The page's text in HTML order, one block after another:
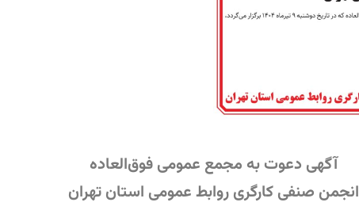
آگهی دعوت به مجمع عمومی فوق‌العاده
انجمن صنفی کارگری روابط عمومی استان تهران